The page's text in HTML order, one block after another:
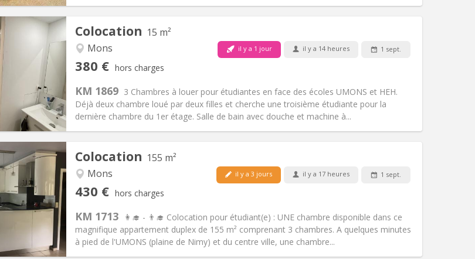
Colocation 15 m²
Mons
380 € hors charges
il y a 1 jour il y a 14 heures 1 sept.
KM 1869 3 Chambres à louer pour étudiantes en face des écoles UMONS et HEH.
Déjà deux chambre loué par deux filles et cherche une troisième étudiante pour la
dernière chambre du 1er étage. Salle de bain avec douche et machine à...
Aménagement
Salle de bain:Commune
Superficie:15 m2
Autre
Atmosphère:Communautaire,
Fumeur:
Animaux de compagnie:Non
Colocation 155 m²
Mons
430 € hors charges
il y a 3 jours il y a 17 heures 1 sept.
KM 1713
👩‍🎓 - 👨‍🎓 Colocation pour étudiant(e) : UNE chambre disponible dans ce
magnifique appartement duplex de 155 m² comprenant 3 chambres. A quelques minutes
à pied de l'UMONS (plaine de Nimy) et du centre ville, une chambre...
Aménagement
Salle de bain:Commune
Superficie:155 m2
Autre
Atmosphère:Studieuse, chaleureuse
Animaux de compagnie: